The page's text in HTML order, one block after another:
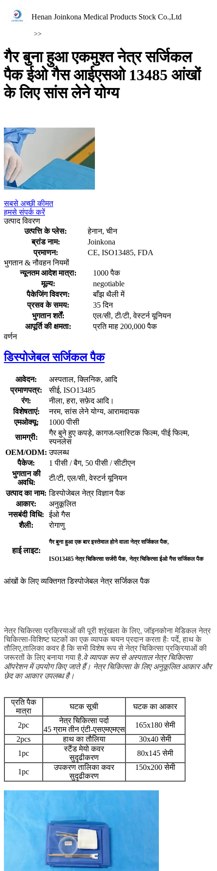
Henan Joinkona Medical Products Stock Co.,Ltd
>>
गैर बुना हुआ एकमुश्त नेत्र सर्जिकल
पैक ईओ गैस आईएसओ 13485 आंखों
के लिए सांस लेने योग्य
सबसे अच्छी कीमत
हमसे संपर्क करें
उत्पाद विवरण
उत्पत्ति के प्लेस:
हेनान, चीन
ब्रांड नाम:
Joinkona
प्रमाणन:
CE, ISO13485, FDA
भुगतान & नौवहन नियमों
न्यूनतम आदेश मात्रा:
1000 पैक
मूल्य:
negotiable
पैकेजिंग विवरण:
बाँझ थैली में
प्रसव के समय:
35 दिन
भुगतान शर्तें:
एल/सी, टी/टी, वेस्टर्न यूनियन
आपूर्ति की क्षमता:
प्रति माह 200,000 पैक
वर्णन
डिस्पोजेबल सर्जिकल पैक
आवेदन:
अस्पताल, क्लिनिक, आदि
प्रमाणपत्र:
सीई, ISO13485
रंग:
नीला, हरा, सफ़ेद आदि।
विशेषताएं:
नरम, सांस लेने योग्य, आरामदायक
एमओक्यू:
1000 पीसी
सामग्री:
गैर बुने हुए कपड़े, कागज-प्लास्टिक फिल्म, पीई फिल्म,
स्पनलेस
OEM/ODM: उपलब्ध
पैकेज:
1 पीसी / बैग, 50 पीसी / सीटीएन
भुगतान की
अवधि:
टी/टी, एल/सी, वेस्टर्न यूनियन
उत्पाद का नाम: डिस्पोजेबल नेत्र विज्ञान पैक
आकार:
अनुकूलित
नसबंदी विधि:
ईओ गैस
शैली:
रोगाणु
हाई लाइट:
गैर बुना हुआ एक बार इस्तेमाल होने वाला नेत्र सर्जिकल पैक,
ISO13485 नेत्र चिकित्सा सर्जरी पैक,नेत्र चिकित्सा ईओ गैस सर्जिकल पैक
आंखों के लिए व्यक्तिगत डिस्पोजेबल नेत्र सर्जिकल पैक
नेत्र चिकित्सा प्रक्रियाओं की पूरी श्रृंखला के लिए, जॉइनकोना मेडिकल नेत्र
चिकित्सा-विशिष्ट घटकों का एक व्यापक चयन प्रदान करता हैः पर्दे, हाथ के
तौलिए,तालिका कवर है कि सभी विशेष रूप से नेत्र चिकित्सा प्रक्रियाओं की
जरूरतों के लिए बनाया गया है.वे व्यापक रूप से अस्पताल नेत्र चिकित्सा
ऑपरेशन में उपयोग किए जाते हैं। नेत्र चिकित्सा के लिए अनुकूलित आकार और
छेद का आकार उपलब्ध है।
प्रति पैक
मात्रा
घटक सूची घटक का आकार
2pc
नेत्र चिकित्सा पर्दा
45 ग्राम तीन एंटी-एसएमएमएस
165x180 सेमी
2pcs
हाथ का तौलिया
30x40 सेमी
1pc
स्टैंड मेयो कवर
सुदृढीकरण
80x145 सेमी
1pc
उपकरण तालिका कवर
सुदृढीकरण
150x200 सेमी